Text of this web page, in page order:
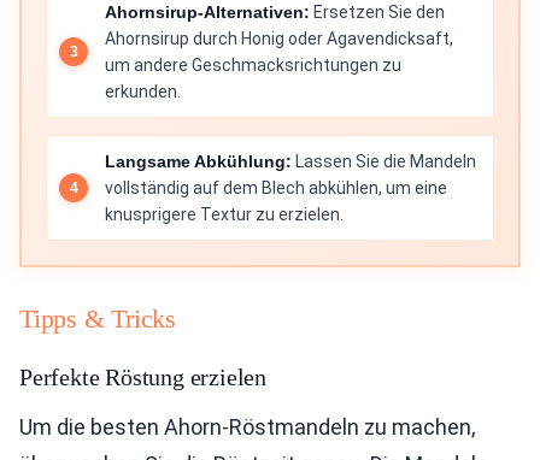
Ahornsirup-Alternativen: Ersetzen Sie den
Ahornsirup durch Honig oder Agavendicksaft,
um andere Geschmacksrichtungen zu
erkunden.
Langsame Abkühlung: Lassen Sie die Mandeln
vollständig auf dem Blech abkühlen, um eine
knusprigere Textur zu erzielen.
Tipps & Tricks
Perfekte Röstung erzielen
Um die besten Ahorn-Röstmandeln zu machen,